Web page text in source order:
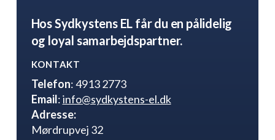
Hos Sydkystens EL får du en pålidelig
og loyal samarbejdspartner.
KONTAKT
Telefon: 4913 2773
Email:info@sydkystens-el.dk
Adresse:
Mørdrupvej 32